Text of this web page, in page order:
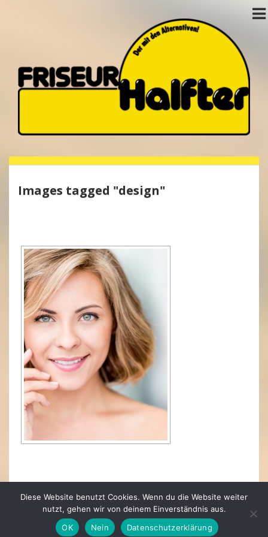
Images tagged "design"
Diese Website benutzt Cookies. Wenn du die Website weiter
nutzt, gehen wir von deinem Einverständnis aus.
OK
Nein Datenschutzerklärung